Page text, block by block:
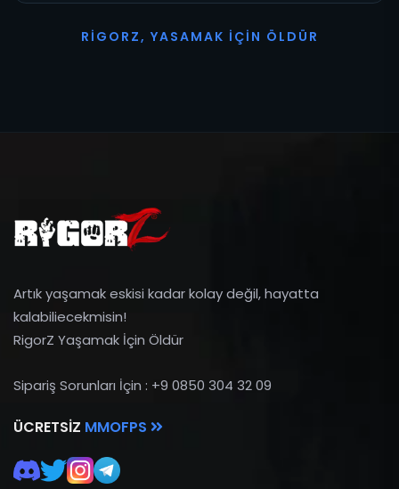
R I G O R Z, YASAMAK İ ÇI N Ö L D Ü R
Artık yaşamak eskisi kadar kolay değil, hayatta
kalabiliecekmisin!
RigorZ Yaşamak İçin Öldür
Sipariş Sorunları İçin : +9 0850 304 32 09
ÜCRETSIZ MMOFPS